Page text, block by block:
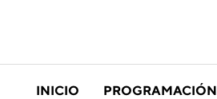
INICIO PROGRAMACIÓN